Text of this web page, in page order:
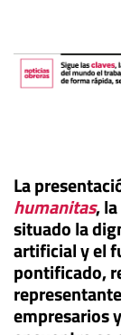
La
humanitas,
situado la
artificial y el
pontificado,
empresarios